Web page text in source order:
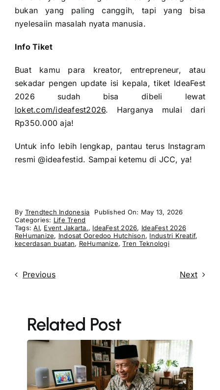
bukan yang paling canggih, tapi yang bisa
nyelesaiin masalah nyata manusia.
Info Tiket
Buat kamu para kreator, entrepreneur, atau
sekadar pengen update isi kepala, tiket IdeaFest
2026 sudah bisa dibeli lewat
loket.com/ideafest2026. Harganya mulai dari
Rp350.000 aja!
Untuk info lebih lengkap, pantau terus Instagram
resmi @ideafestid. Sampai ketemu di JCC, ya!
By Trendtech Indonesia
Published On: May 13, 2026
Categories: Life Trend
Tags:AI, Event Jakarta., IdeaFest 2026, IdeaFest 2026
ReHumanize, Indosat Ooredoo Hutchison, Industri Kreatif,
kecerdasan buatan, ReHumanize,Tren Teknologi
Previous Next
Related Post